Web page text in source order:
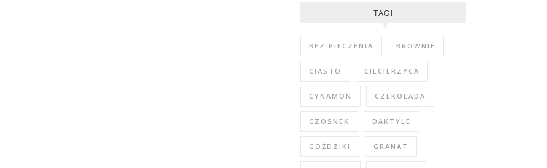
TAGI
BEZ PIECZENIA BROWNIE
CIASTO CIECIERZYCA
CYNAMON CZEKOLADA
CZOSNEK DAKTYLE
GOŹDZIKI GRANAT